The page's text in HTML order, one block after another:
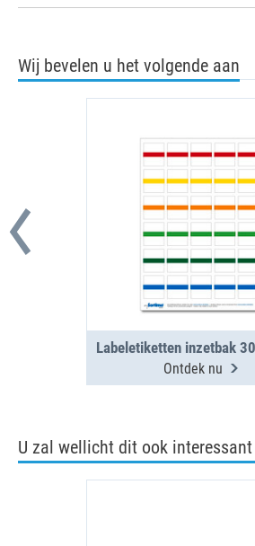
Wij bevelen u het volgende aan
Ontdek nu
U zal wellicht dit ook